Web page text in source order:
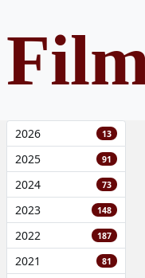
2026 13
2025 91
2024 73
2023 148
2022 187
2021 81